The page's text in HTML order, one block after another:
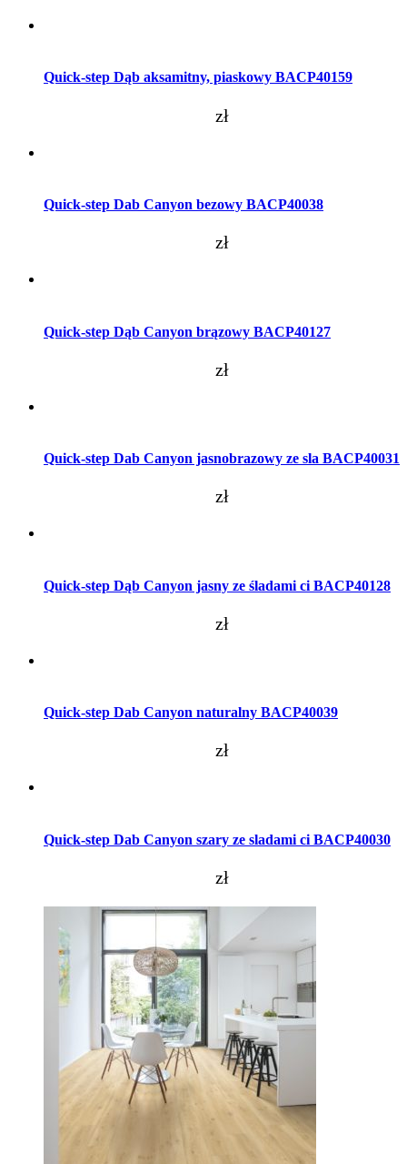
Quick-step Dąb aksamitny, piaskowy BACP40159
zł
Quick-step Dab Canyon bezowy BACP40038
zł
Quick-step Dąb Canyon brązowy BACP40127
zł
Quick-step Dab Canyon jasnobrazowy ze sla BACP40031
zł
Quick-step Dąb Canyon jasny ze śladami ci BACP40128
zł
Quick-step Dab Canyon naturalny BACP40039
zł
Quick-step Dab Canyon szary ze sladami ci BACP40030
zł